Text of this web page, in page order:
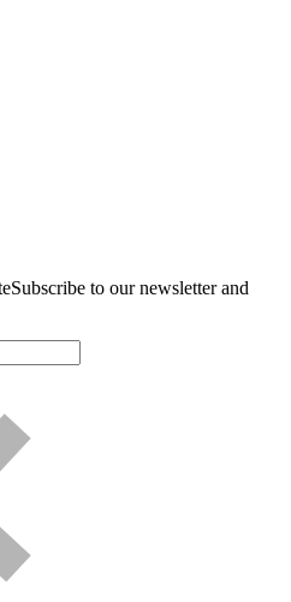
Subscribe to our newsletter and